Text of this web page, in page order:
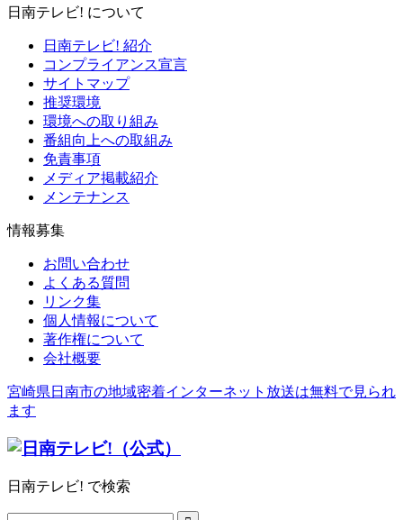
日南テレビ! について
日南テレビ! 紹介
コンプライアンス宣言
サイトマップ
推奨環境
環境への取り組み
番組向上への取組み
免責事項
メディア掲載紹介
メンテナンス
情報募集
お問い合わせ
よくある質問
リンク集
個人情報について
著作権について
会社概要
宮崎県日南市の地域密着インターネット放送は無料で見られ
ます
日南テレビ! で検索